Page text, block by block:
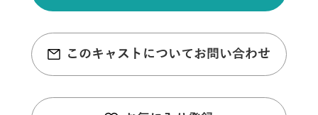
このキャストについてお問い合わせ